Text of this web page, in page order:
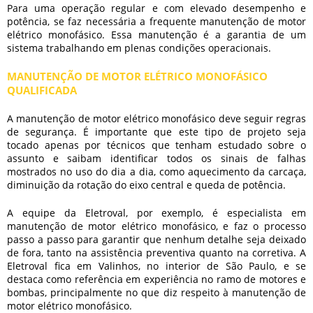
Para uma operação regular e com elevado desempenho e
potência, se faz necessária a frequente manutenção de motor
elétrico monofásico. Essa manutenção é a garantia de um
sistema trabalhando em plenas condições operacionais.
MANUTENÇÃO DE MOTOR ELÉTRICO MONOFÁSICO
QUALIFICADA
A manutenção de motor elétrico monofásico deve seguir regras
de segurança. É importante que este tipo de projeto seja
tocado apenas por técnicos que tenham estudado sobre o
assunto e saibam identificar todos os sinais de falhas
mostrados no uso do dia a dia, como aquecimento da carcaça,
diminuição da rotação do eixo central e queda de potência.
A equipe da Eletroval, por exemplo, é especialista em
manutenção de motor elétrico monofásico, e faz o processo
passo a passo para garantir que nenhum detalhe seja deixado
de fora, tanto na assistência preventiva quanto na corretiva. A
Eletroval fica em Valinhos, no interior de São Paulo, e se
destaca como referência em experiência no ramo de motores e
bombas, principalmente no que diz respeito à manutenção de
motor elétrico monofásico.